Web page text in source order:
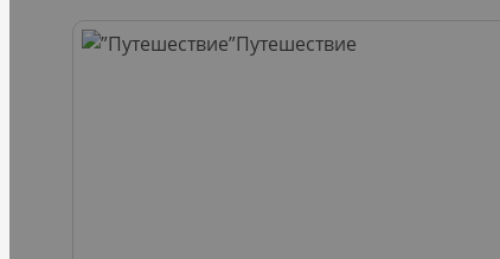
Путешествие